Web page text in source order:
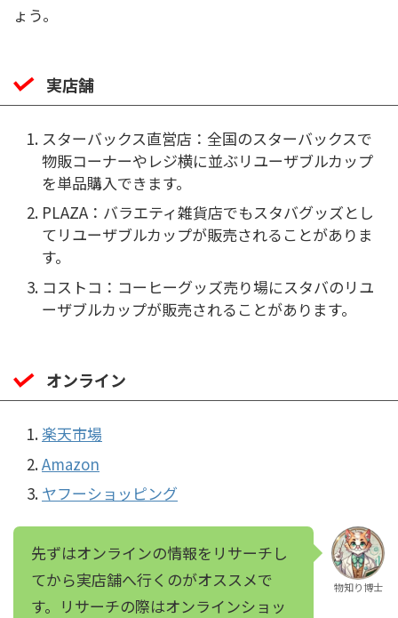
ょう。
実店舗
スターバックス直営店：全国のスターバックスで
物販コーナーやレジ横に並ぶリユーザブルカップ
を単品購入できます。
PLAZA：バラエティ雑貨店でもスタバグッズとし
てリユーザブルカップが販売されることがありま
す。
コストコ：コーヒーグッズ売り場にスタバのリユ
ーザブルカップが販売されることがあります。
オンライン
楽天市場
Amazon
ヤフーショッピング
先ずはオンラインの情報をリサーチし
てから実店舗へ行くのがオススメで
す。リサーチの際はオンラインショッ
物知り博士